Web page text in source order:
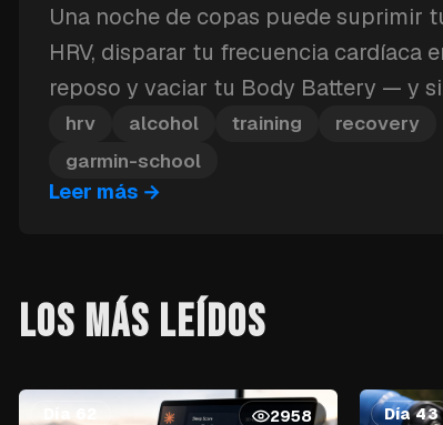
Una noche de copas puede suprimir
HRV, disparar tu frecuencia cardíaca
reposo y vaciar tu Body Battery — y si
estás en pleno bloque de
ese golpe a la recuperación puede
costarte más que un solo día.
hrv alcohol training
recovery
garmin-school
Leer más →
LOS MÁS LEÍDOS
2958 Día 43